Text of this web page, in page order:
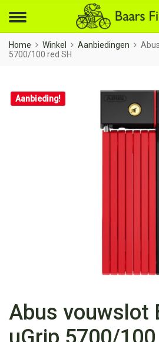
Home Winkel Aanbiedingen
5700/100 red SH
Aanbieding!
Abus vouwslot
uGrip 5700/